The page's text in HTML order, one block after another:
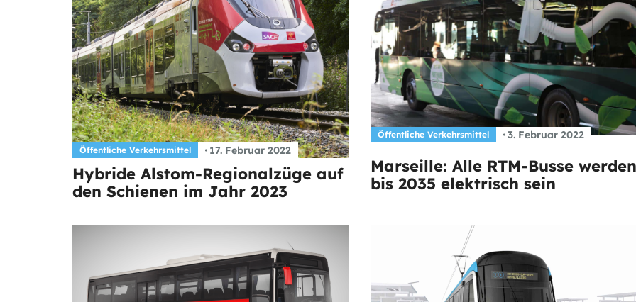
Öffentliche Verkehrsmittel 17. Februar 2022
Hybride Alstom-Regionalzüge auf
den Schienen im Jahr 2023
Öffentliche Verkehrsmittel 3. Februar 2022
Marseille: Alle RTM-Busse werden
bis 2035 elektrisch sein